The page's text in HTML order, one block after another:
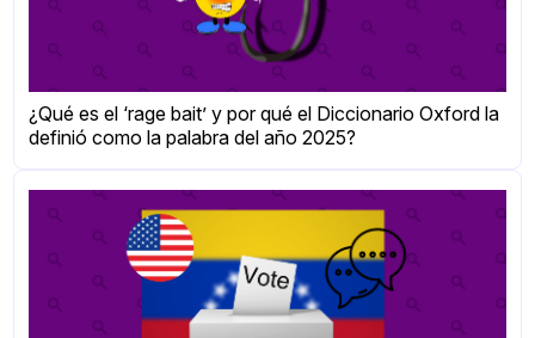
¿Qué es el ‘rage bait’ y por qué el Diccionario Oxford la
definió como la palabra del año 2025?